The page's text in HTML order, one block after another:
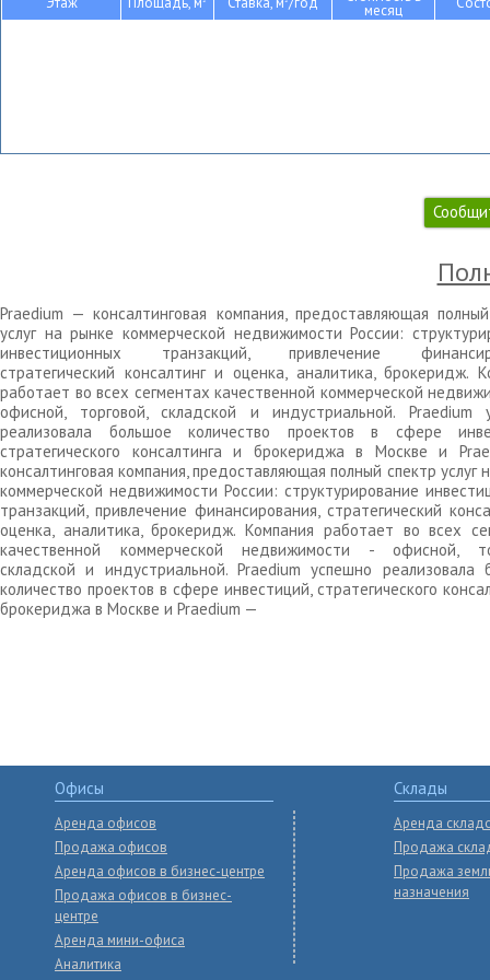
месяц
Praedium — консалтинговая компания, предоставляющая
услуг на рынке коммерческой недвижимости России:
инвестиционных транзакций, привлечение
стратегический консалтинг и оценка, аналитика, брокеридж.
работает во всех сегментах качественной коммерческой
офисной, торговой, складской и индустриальной. Praedium
реализовала большое количество проектов в сфере
стратегического консалтинга и брокериджа в Москве и
консалтинговая компания, предоставляющая полный спектр услуг
коммерческой недвижимости России: структурирование
транзакций, привлечение финансирования, стратегический
оценка, аналитика, брокеридж. Компания работает во всех
качественной коммерческой недвижимости - офисной,
складской и индустриальной. Praedium успешно реализовала
количество проектов в сфере инвестиций, стратегического
брокериджа в Москве и Praedium —
Офисы
Аренда офисов
Продажа офисов
Аренда офисов в бизнес-центре
Продажа офисов в бизнес-
центре
Аренда мини-офиса
Аналитика
Склады
Аренда
Продажа
Продажа
назначения